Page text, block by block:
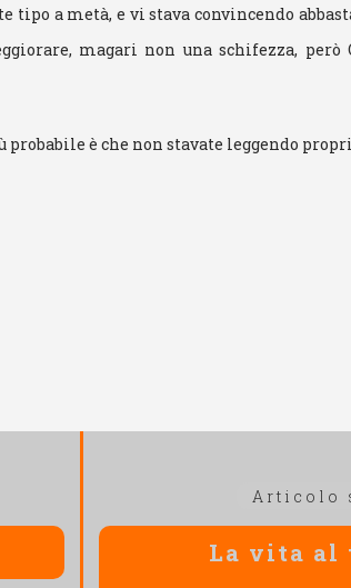
tipo a metà, e vi stava convincendo
magari non una schifezza, però
è che non stavate leggendo
Articolo
La vita al